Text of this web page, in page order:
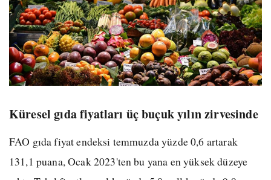
Küresel gıda fiyatları üç buçuk yılın zirvesinde
FAO gıda fiyat endeksi temmuzda yüzde 0,6 artarak
131,1 puana, Ocak 2023'ten bu yana en yüksek düzeye